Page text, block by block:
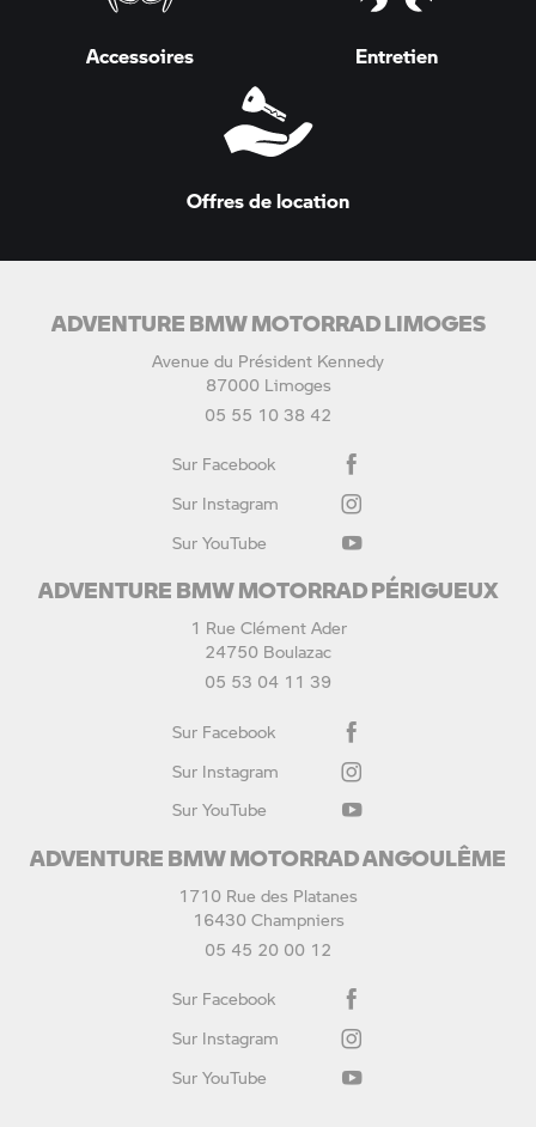
Accessoires Entretien
Offres de location
ADVENTURE BMW MOTORRAD LIMOGES
Avenue du Président Kennedy
87000 Limoges
05 55 10 38 42
Sur Facebook
Sur Instagram
Sur YouTube
ADVENTURE BMW MOTORRAD PÉRIGUEUX
1 Rue Clément Ader
24750 Boulazac
05 53 04 11 39
Sur Facebook
Sur Instagram
Sur YouTube
ADVENTURE BMW MOTORRAD ANGOULÊME
1710 Rue des Platanes
16430 Champniers
05 45 20 00 12
Sur Facebook
Sur Instagram
Sur YouTube